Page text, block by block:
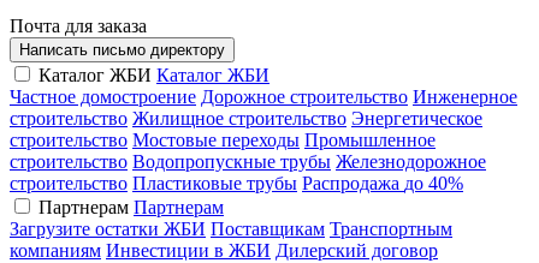
Почта для заказа
Написать письмо директору
Каталог ЖБИ Каталог ЖБИ
Частное домостроение Дорожное строительство Инженерное
строительство Жилищное строительство Энергетическое
строительство Мостовые переходы Промышленное
строительство Водопропускные трубы Железнодорожное
строительство Пластиковые трубы Распродажа до 40%
Партнерам Партнерам
Загрузите остатки ЖБИ Поставщикам Транспортным
компаниям Инвестиции в ЖБИ Дилерский договор